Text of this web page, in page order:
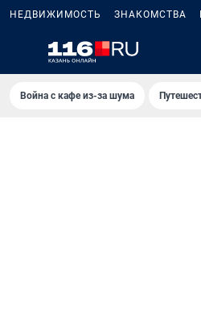
НЕДВИЖИМОСТЬ ЗНАКОМСТВА
Война с кафе из-за шума